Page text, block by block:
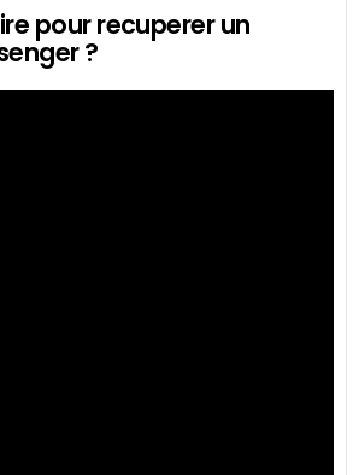
pour recuperer un
?